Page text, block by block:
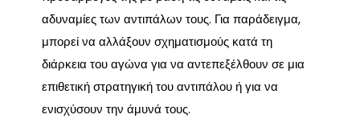
αδυναμίες των αντιπάλων τους. Για παράδειγμα,
μπορεί να αλλάξουν σχηματισμούς κατά τη
διάρκεια του αγώνα για να αντεπεξέλθουν σε μια
επιθετική στρατηγική του αντιπάλου ή για να
ενισχύσουν την άμυνά τους.